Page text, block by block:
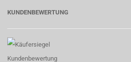
KUNDENBEWERTUNG